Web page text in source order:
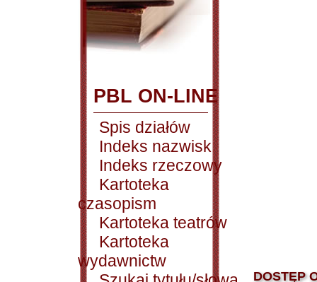
PBL ON-LINE
Spis działów
Indeks nazwisk
Indeks rzeczowy
Kartoteka
czasopism
Kartoteka teatrów
Kartoteka
wydawnictw
DOSTĘP